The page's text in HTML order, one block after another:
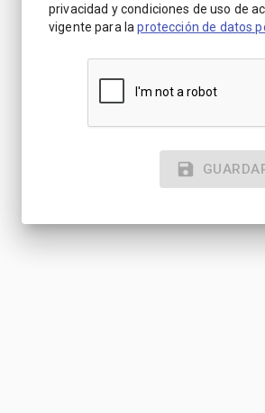
privacidad y condiciones de uso de
vigente para la protección de datos